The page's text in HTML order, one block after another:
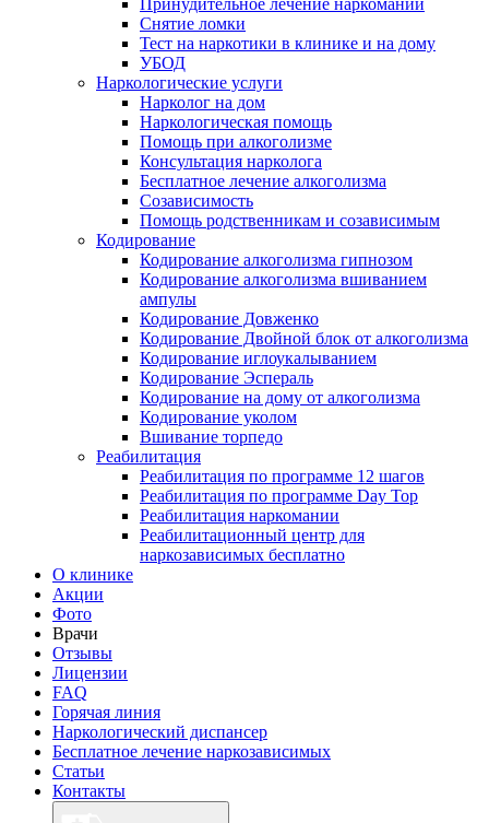
Принудительное лечение наркомании
Снятие ломки
Тест на наркотики в клинике и на дому
УБОД
Наркологические услуги
Нарколог на дом
Наркологическая помощь
Помощь при алкоголизме
Консультация нарколога
Бесплатное лечение алкоголизма
Созависимость
Помощь родственникам и созависимым
Кодирование
Кодирование алкоголизма гипнозом
Кодирование алкоголизма вшиванием
ампулы
Кодирование Довженко
Кодирование Двойной блок от алкоголизма
Кодирование иглоукалыванием
Кодирование Эспераль
Кодирование на дому от алкоголизма
Кодирование уколом
Вшивание торпедо
Реабилитация
Реабилитация по программе 12 шагов
Реабилитация по программе Day Top
Реабилитация наркомании
Реабилитационный центр для
наркозависимых бесплатно
О клинике
Акции
Фото
Врачи
Отзывы
Лицензии
FAQ
Горячая линия
Наркологический диспансер
Бесплатное лечение наркозависимых
Статьи
Контакты